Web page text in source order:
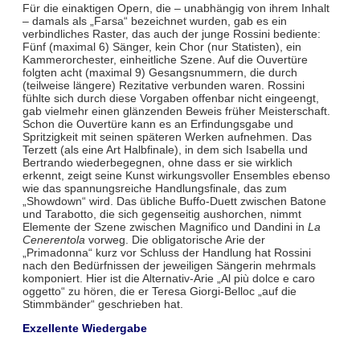
Für die einaktigen Opern, die – unabhängig von ihrem Inhalt
– damals als „Farsa“ bezeichnet wurden, gab es ein
verbindliches Raster, das auch der junge Rossini bediente:
Fünf (maximal 6) Sänger, kein Chor (nur Statisten), ein
Kammerorchester, einheitliche Szene. Auf die Ouvertüre
folgten acht (maximal 9) Gesangsnummern, die durch
(teilweise längere) Rezitative verbunden waren. Rossini
fühlte sich durch diese Vorgaben offenbar nicht eingeengt,
gab vielmehr einen glänzenden Beweis früher Meisterschaft.
Schon die Ouvertüre kann es an Erfindungsgabe und
Spritzigkeit mit seinen späteren Werken aufnehmen. Das
Terzett (als eine Art Halbfinale), in dem sich Isabella und
Bertrando wiederbegegnen, ohne dass er sie wirklich
erkennt, zeigt seine Kunst wirkungsvoller Ensembles ebenso
wie das spannungsreiche Handlungsfinale, das zum
„Showdown“ wird. Das übliche Buffo-Duett zwischen Batone
und Tarabotto, die sich gegenseitig aushorchen, nimmt
Elemente der Szene zwischen Magnifico und Dandini in La
Cenerentola vorweg. Die obligatorische Arie der
„Primadonna“ kurz vor Schluss der Handlung hat Rossini
nach den Bedürfnissen der jeweiligen Sängerin mehrmals
komponiert. Hier ist die Alternativ-Arie „Al più dolce e caro
oggetto“ zu hören, die er Teresa Giorgi-Belloc „auf die
Stimmbänder“ geschrieben hat.
Exzellente Wiedergabe